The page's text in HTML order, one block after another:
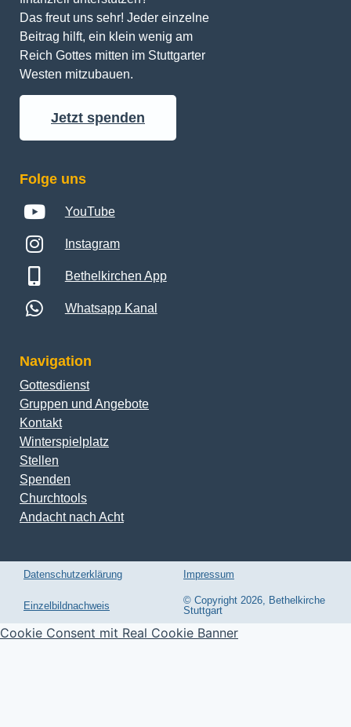
Das freut uns sehr! Jeder einzelne
Beitrag hilft, ein klein wenig am
Reich Gottes mitten im Stuttgarter
Westen mitzubauen.
Jetzt spenden
Folge uns
YouTube
Instagram
Bethelkirchen App
Whatsapp Kanal
Navigation
Gottesdienst
Gruppen und Angebote
Kontakt
Winterspielplatz
Stellen
Spenden
Churchtools
Andacht nach Acht
Datenschutzerklärung Impressum
Einzelbildnachweis
© Copyright 2026, Bethelkirche
Stuttgart
Cookie Consent mit Real Cookie Banner